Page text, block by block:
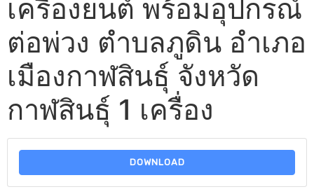
เครื่องยนต์ พร้อมอุปกรณ์
ต่อพ่วง ตำบลภูดิน อำเภอ
เมืองกาฬสินธุ์ จังหวัด
กาฬสินธุ์ 1 เครื่อง
DOWNLOAD